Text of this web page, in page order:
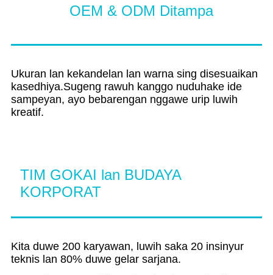
OEM & ODM Ditampa
Ukuran lan kekandelan lan warna sing disesuaikan
kasedhiya.Sugeng rawuh kanggo nuduhake ide
sampeyan, ayo bebarengan nggawe urip luwih
kreatif.
TIM GOKAI lan BUDAYA
KORPORAT
Kita duwe 200 karyawan, luwih saka 20 insinyur
teknis lan 80% duwe gelar sarjana.